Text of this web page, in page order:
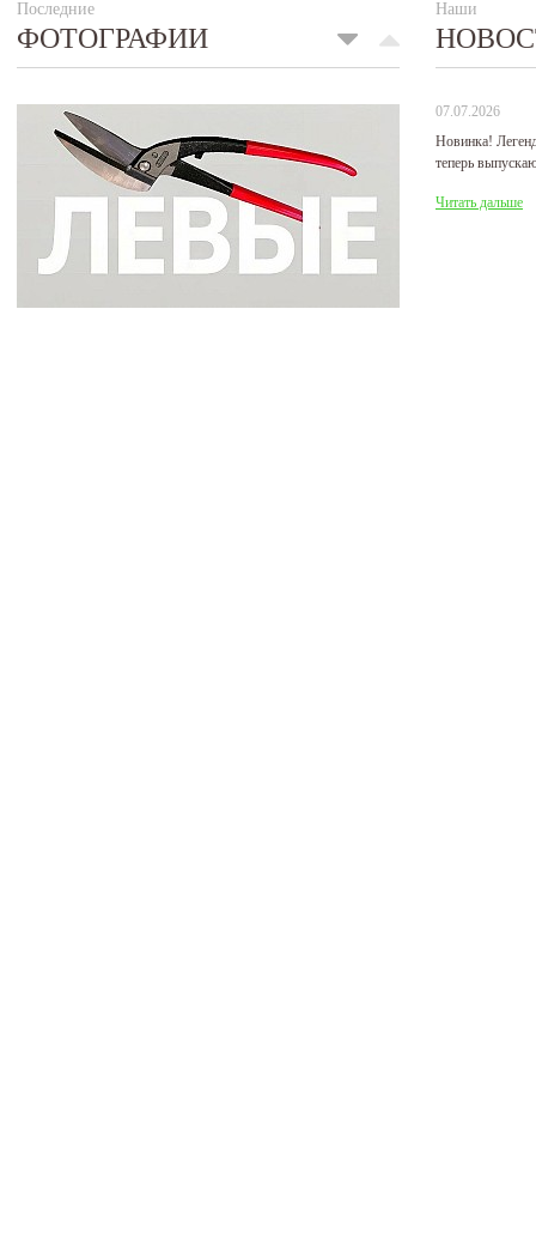
Последние
ФОТОГРАФИИ
Наши
07.07.2026
Новинка!
теперь
Читать дальше